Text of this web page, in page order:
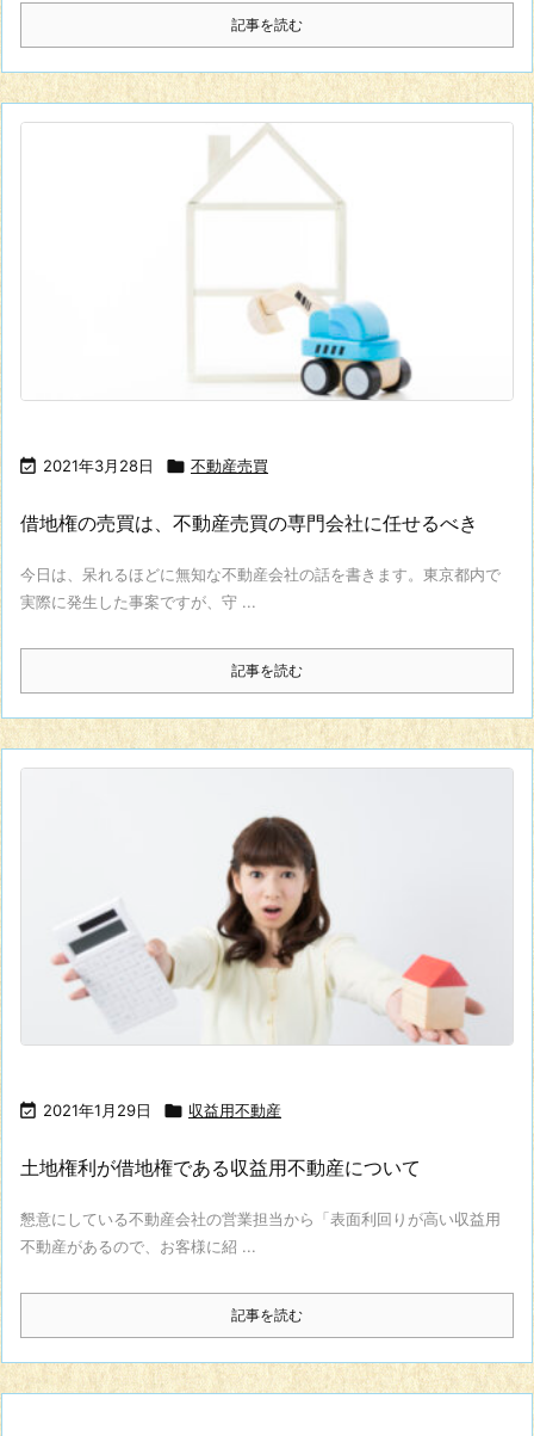
記事を読む
 2021年3月28日  不動産売買
借地権の売買は、不動産売買の専門会社に任せるべき
今日は、呆れるほどに無知な不動産会社の話を書きます。東京都内で
実際に発生した事案ですが、守 ...
記事を読む
 2021年1月29日  収益用不動産
土地権利が借地権である収益用不動産について
懇意にしている不動産会社の営業担当から「表面利回りが高い収益用
不動産があるので、お客様に紹 ...
記事を読む